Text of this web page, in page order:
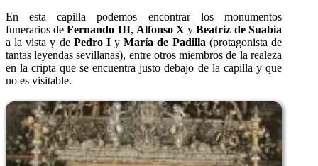
En esta capilla podemos encontrar los monumentos
funerarios deFernando III, Alfonso X yBeatriz de Suabia
a la vista y de Pedro IyMaría de Padilla (protagonista de
tantas leyendas sevillanas), entre otros miembros de la realeza
en la cripta que se encuentra justo debajo de la capilla y que
no es visitable.